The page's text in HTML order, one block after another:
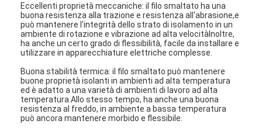
Eccellenti proprietà meccaniche: il filo smaltato ha una
buona resistenza alla trazione e resistenza all'abrasione,e
può mantenere l'integrità dello strato di isolamento in un
ambiente di rotazione e vibrazione ad alta velocitàInoltre,
ha anche un certo grado di flessibilità, facile da installare e
utilizzare in apparecchiature elettriche complesse.
Buona stabilità termica: il filo smaltato può mantenere
buone proprietà isolanti in ambienti ad alta temperatura
ed è adatto a una varietà di ambienti di lavoro ad alta
temperatura.Allo stesso tempo, ha anche una buona
resistenza al freddo, in ambiente a bassa temperatura
può ancora mantenere morbido e flessibile.